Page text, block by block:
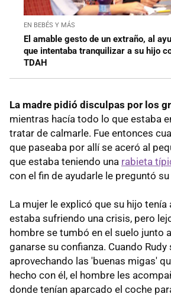
EN BEBÉS Y MÁS
El amable gesto de un extraño, al
que intentaba tranquilizar a su hijo
TDAH
La madre pidió disculpas por los
mientras hacía todo lo que estaba
tratar de calmarle. Fue entonces
que paseaba por allí se aceró al
que estaba teniendo una rabieta
con el fin de ayudarle le preguntó
La mujer le explicó que su hijo tenía
estaba sufriendo una crisis, pero
hombre se tumbó en el suelo junto
ganarse su confianza. Cuando Rudy
aprovechando las 'buenas migas'
hecho con él, el hombre les
donde tenían aparcado el coche